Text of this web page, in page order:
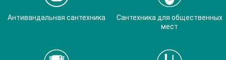
Антивандальная сантехника
Сантехника для общественных
мест